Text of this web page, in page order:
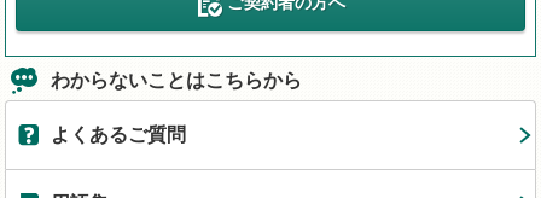
わからないことはこちらから
よくあるご質問